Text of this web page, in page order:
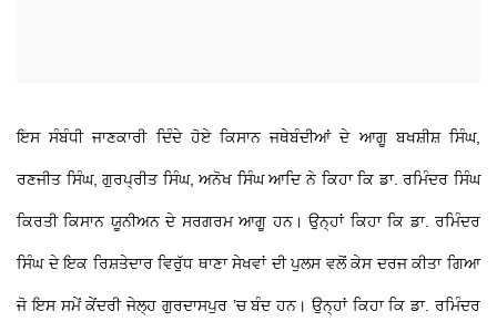
ਇਸ ਸੰਬੰਧੀ ਜਾਣਕਾਰੀ ਦਿੰਦੇ ਹੋਏ ਕਿਸਾਨ ਜਥੇਬੰਦੀਆਂ ਦੇ ਆਗੂ ਬਖਸ਼ੀਸ਼ ਸਿੰਘ,
ਰਣਜੀਤ ਸਿੰਘ, ਗੁਰਪ੍ਰੀਤ ਸਿੰਘ, ਅਨੋਖ ਸਿੰਘ ਆਦਿ ਨੇ ਕਿਹਾ ਕਿ ਡਾ. ਰਮਿੰਦਰ ਸਿੰਘ
ਕਿਰਤੀ ਕਿਸਾਨ ਯੂਨੀਅਨ ਦੇ ਸਰਗਰਮ ਆਗੂ ਹਨ। ਉਨ੍ਹਾਂ ਕਿਹਾ ਕਿ ਡਾ. ਰਮਿੰਦਰ
ਸਿੰਘ ਦੇ ਇਕ ਰਿਸ਼ਤੇਦਾਰ ਵਿਰੁੱਧ ਥਾਣਾ ਸੇਖਵਾਂ ਦੀ ਪੁਲਸ ਵਲੋਂ ਕੇਸ ਦਰਜ ਕੀਤਾ ਗਿਆ
ਜੋ ਇਸ ਸਮੇਂ ਕੇਂਦਰੀ ਜੇਲ੍ਹ ਗੁਰਦਾਸਪੁਰ ’ਚ ਬੰਦ ਹਨ। ਉਨ੍ਹਾਂ ਕਿਹਾ ਕਿ ਡਾ. ਰਮਿੰਦਰ